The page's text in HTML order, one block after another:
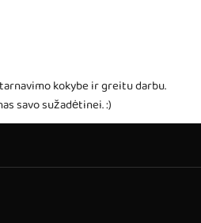
kokybe ir greitu darbu.
savo sužadėtinei. :)